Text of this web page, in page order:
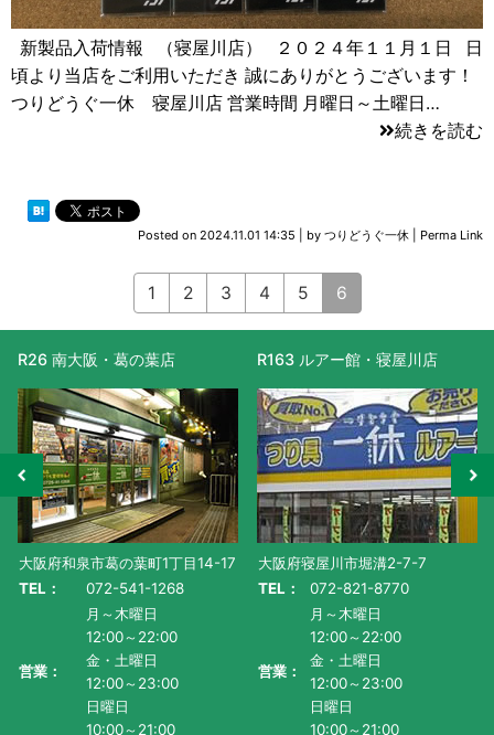
新製品入荷情報 （寝屋川店） ２０２４年１１月１日 日
頃より当店をご利用いただき 誠にありがとうございます！
つりどうぐ一休 寝屋川店 営業時間 月曜日～土曜日…
続きを読む
Posted on 2024.11.01 14:35 by つりどうぐ一休 Perma Link
1 2 3 4 5 6
R26 南大阪・葛の葉店
大阪府和泉市葛の葉町1丁目14-17
TEL：
072-541-1268
営業：
月～木曜日
12:00～22:00
金・土曜日
12:00～23:00
日曜日
10:00～21:00
R163 ルアー館・寝屋川店
大阪府寝屋川市堀溝2-7-7
TEL：
072-821-8770
営業：
月～木曜日
12:00～22:00
金・土曜日
12:00～23:00
日曜日
10:00～21:00